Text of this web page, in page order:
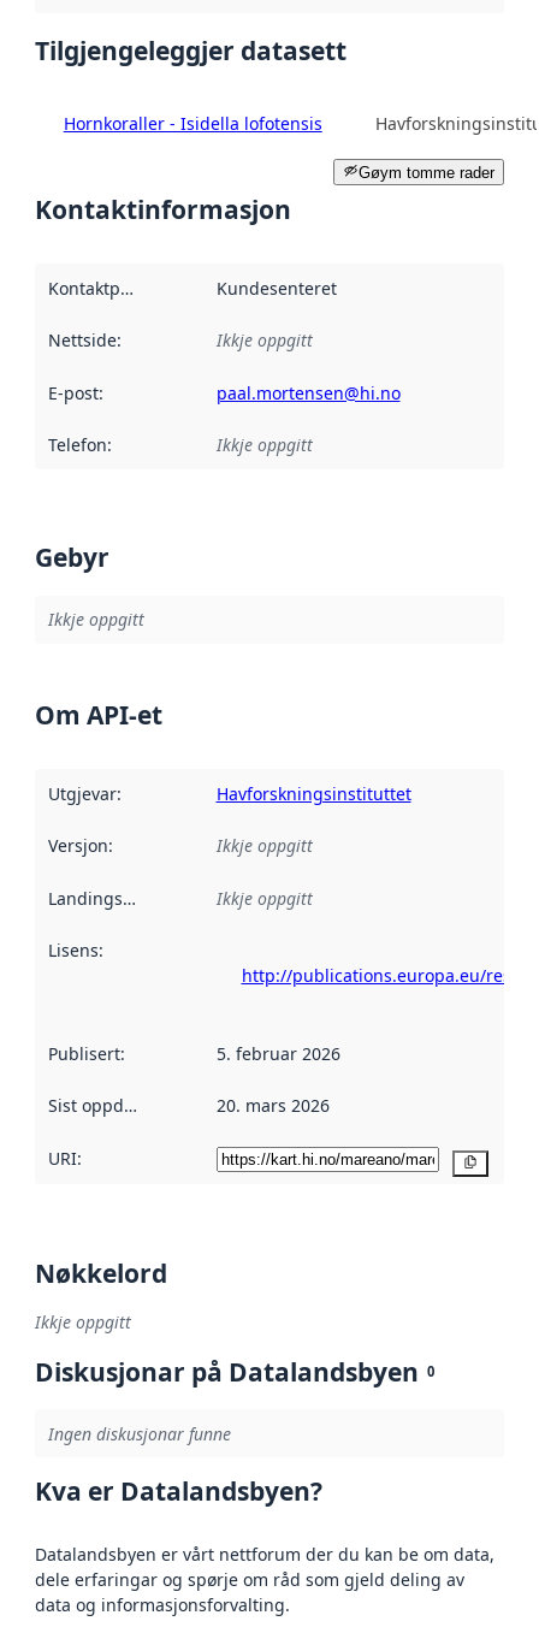
Tilgjengeleggjer datasett
Hornkoraller - Isidella lofotensis
Gøym tomme rader
Kontaktinformasjon
Kontaktpunkt Kundesenteret
Nettside: Ikkje oppgitt
E-post: paal.mortensen@hi.no
Telefon: Ikkje oppgitt
Gebyr
Ikkje oppgitt
Om API-et
Utgjevar: Havforskningsinstituttet
Versjon: Ikkje oppgitt
Landingsside Ikkje oppgitt
Lisens:
http://publications.europa.eu/
Publisert: 5. februar 2026
Sist oppdatert 20. mars 2026
URI:
Nøkkelord
Ikkje oppgitt
Diskusjonar på Datalandsbyen 0
Ingen diskusjonar funne
Kva er Datalandsbyen?
Datalandsbyen er vårt nettforum der du kan be om data,
dele erfaringar og spørje om råd som gjeld deling av
data og informasjonsforvalting.